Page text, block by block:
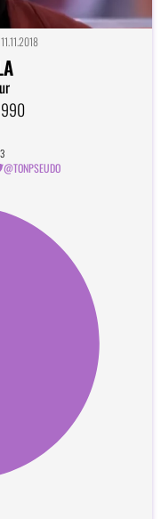
@TONPSEUDO